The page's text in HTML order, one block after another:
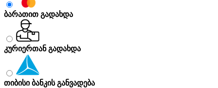
ბარათით გადახდა
კურიერთან გადახდა
თიბისი ბანკის განვადება